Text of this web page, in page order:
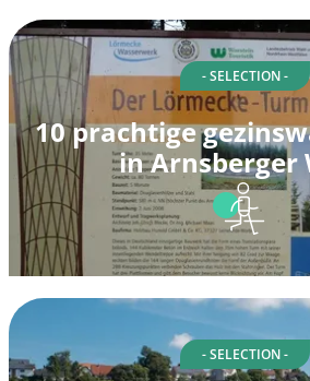
- SELECTION -
10 prachtige
in Arnsberger
- SELECTION -